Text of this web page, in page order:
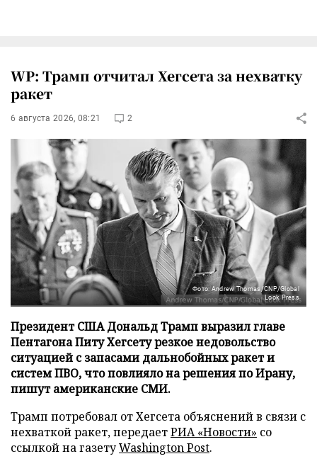
WP: Трамп отчитал Хегсета за нехватку
ракет
6 августа 2026, 08:21 2
Фото: Andrew Thomas/CNP/Global
Look Press
Президент США Дональд Трамп выразил главе
Пентагона Питу Хегсету резкое недовольство
ситуацией с запасами дальнобойных ракет и
систем ПВО, что повлияло на решения по Ирану,
пишут американские СМИ.
Трамп потребовал от Хегсета объяснений в связи с
нехваткой ракет, передаетРИА «Новости» со
ссылкой на газетуWashington Post.